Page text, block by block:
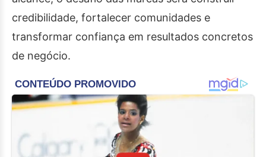
credibilidade, fortalecer comunidades e
transformar confiança em resultados concretos
de negócio.